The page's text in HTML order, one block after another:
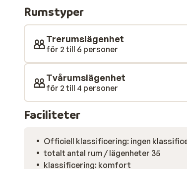
och är kärleksfullt inredda. Du kan
på morgonen. Efter en intensiv dag av
Résidence Odalys Hameau & Chalets de
skidresa!
Rumstyper
Trerumslägenhet
för 2 till 6 personer
Tvårumslägenhet
för 2 till 4 personer
Faciliteter
Officiell klassificering: ingen
totalt antal rum / lägenheter 35
klassificering: komfort